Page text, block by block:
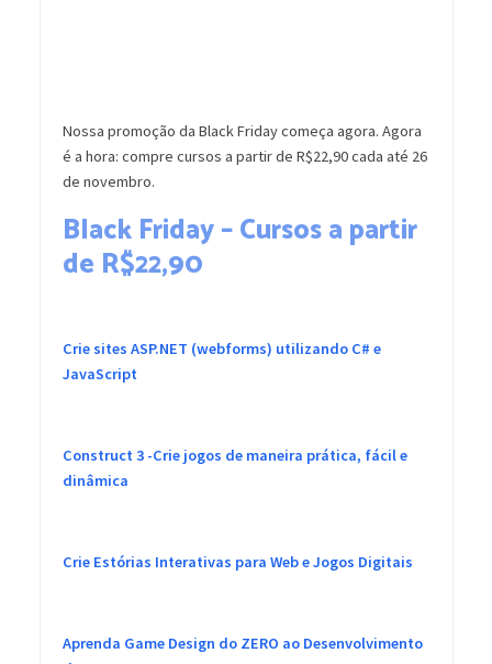
Nossa promoção da Black Friday começa agora. Agora
é a hora: compre cursos a partir de R$22,90 cada até 26
de novembro.
Black Friday – Cursos a partir
de R$22,90
Crie sites ASP.NET (webforms) utilizando C# e
JavaScript
Construct 3 -Crie jogos de maneira prática, fácil e
dinâmica
Crie Estórias Interativas para Web e Jogos Digitais
Aprenda Game Design do ZERO ao Desenvolvimento